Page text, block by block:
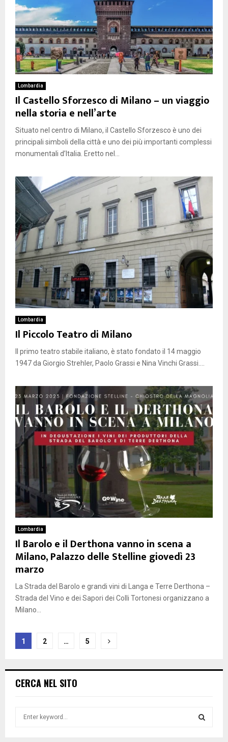
Lombardia
Il Castello Sforzesco di Milano – un viaggio
nella storia e nell’arte
Situato nel centro di Milano, il Castello Sforzesco è uno dei
principali simboli della città e uno dei più importanti complessi
monumentali d’Italia. Eretto nel...
Lombardia
Il Piccolo Teatro di Milano
Il primo teatro stabile italiano, è stato fondato il 14 maggio
1947 da Giorgio Strehler, Paolo Grassi e Nina Vinchi Grassi....
Lombardia
Il Barolo e il Derthona vanno in scena a
Milano, Palazzo delle Stelline giovedì 23
marzo
La Strada del Barolo e grandi vini di Langa e Terre Derthona –
Strada del Vino e dei Sapori dei Colli Tortonesi organizzano a
Milano...
Paginazione
articoli
1 2 … 5
CERCA NEL SITO